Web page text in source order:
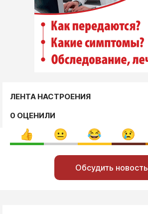
ЛЕНТА НАСТРОЕНИЯ
0 ОЦЕНИЛИ
Обсудить новость